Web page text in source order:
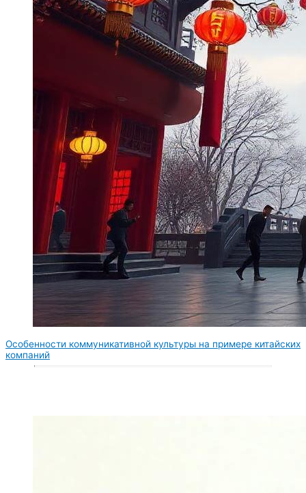
Особенности коммуникативной культуры на примере китайских
компаний